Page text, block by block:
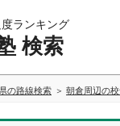
ランキング
検索
の路線検索 朝倉周辺の